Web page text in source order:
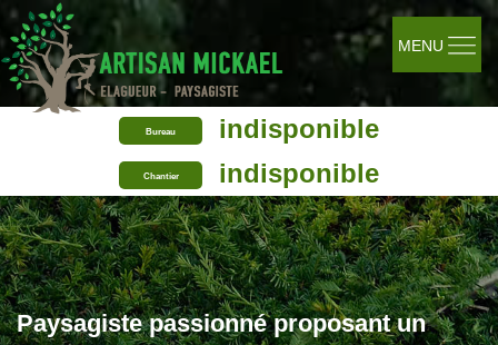
Bureau indisponible
Chantier indisponible
MENU
Paysagiste passionné proposant un